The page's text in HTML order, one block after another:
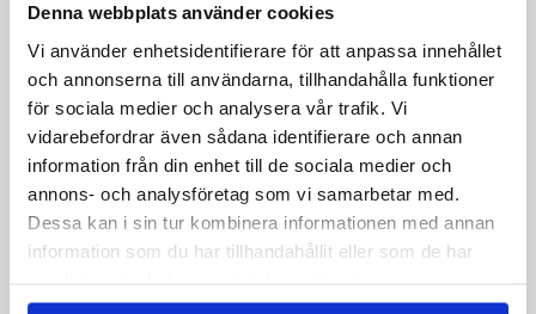
Denna webbplats använder cookies
Vi använder enhetsidentifierare för att anpassa innehållet
och annonserna till användarna, tillhandahålla funktioner
för sociala medier och analysera vår trafik. Vi
vidarebefordrar även sådana identifierare och annan
information från din enhet till de sociala medier och
annons- och analysföretag som vi samarbetar med.
Dessa kan i sin tur kombinera informationen med annan
information som du har tillhandahållit eller som de har
Genom att skicka formuläret godkänner du att vi sparar
information om dig. Läs mer om hur vi behandlar dina
personuppgifter i vår integritetspolicy.
CAPTCHA